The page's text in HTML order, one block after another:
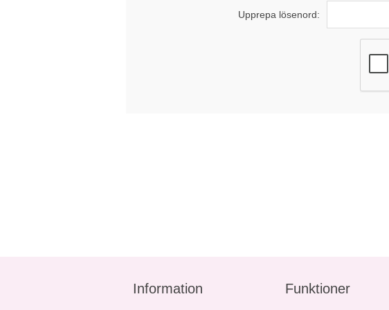
Upprepa lösenord:
Information Funktioner